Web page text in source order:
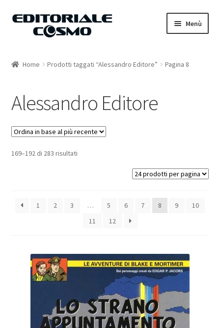
Vai
Vai
Menù
Carrello
Il mio account
Home Prodotti taggati “Alessandro Editore” Pagina 8
Alessandro Editore
169–192 di 283 risultati
1 2 3 … 5 6 7 8 9
10
11
12